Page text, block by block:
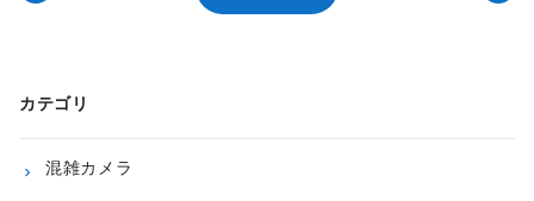
カテゴリ
混雑カメラ